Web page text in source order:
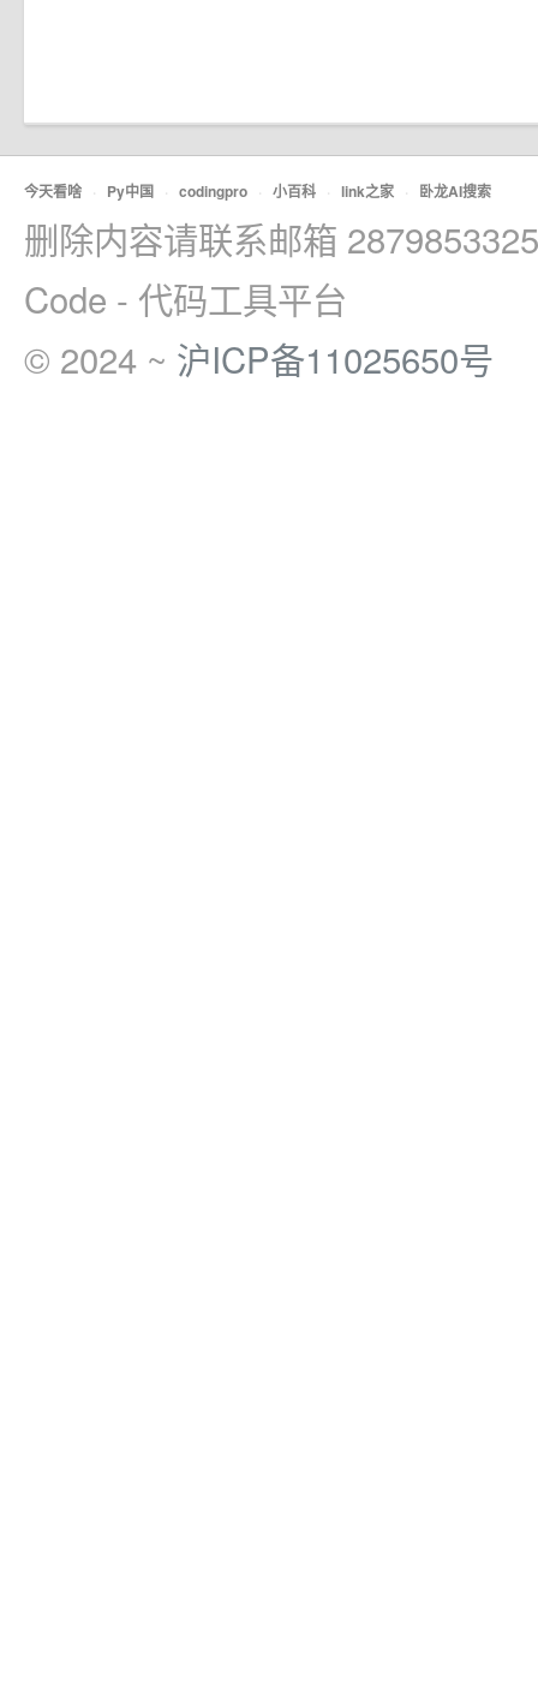
今天看啥 · Py中国 · codingpro · 小百科 · link之家 · 卧龙AI搜索
删除内容请联系邮箱
Code - 代码工具平台
© 2024 ~ 沪ICP备11025650号